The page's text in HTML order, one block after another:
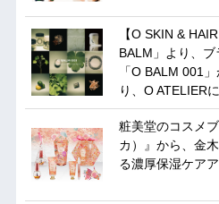
【O SKIN &
BALM」より、
「O BALM 001
り、O ATELIER
粧美堂のコスメ
カ）』から、金
る濃厚保湿ケア